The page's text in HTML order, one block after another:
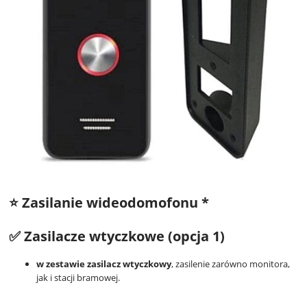
⭐ Zasilanie wideodomofonu *
✅Zasilacze wtyczkowe (opcja 1)
w zestawie zasilacz wtyczkowy, zasilenie zarówno monitora,
jak i stacji bramowej.